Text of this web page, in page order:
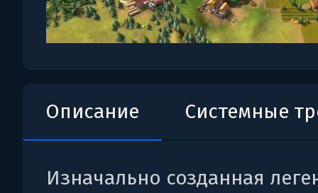
Описание Системные
Изначально созданная